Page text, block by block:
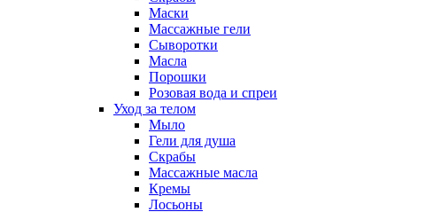
Маски
Массажные гели
Сыворотки
Масла
Порошки
Розовая вода и спреи
Уход за телом
Мыло
Гели для душа
Скрабы
Массажные масла
Кремы
Лосьоны